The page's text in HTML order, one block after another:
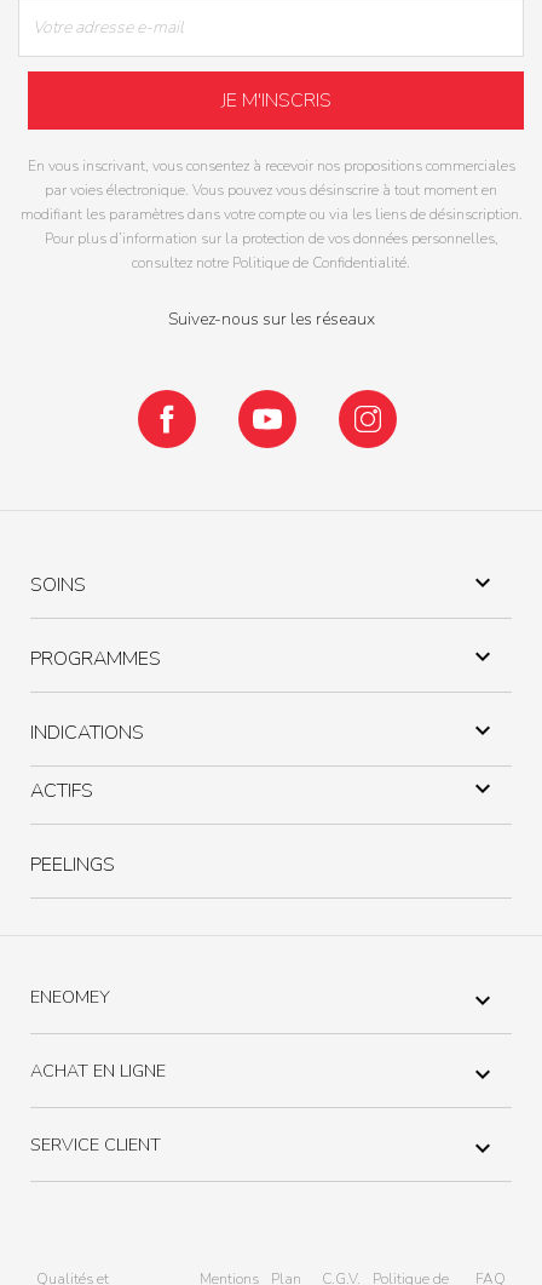
En vous inscrivant, vous consentez à recevoir nos propositions commerciales
par voies électronique. Vous pouvez vous désinscrire à tout moment en
modifiant les paramètres dans votre compte ou via les liens de désinscription.
Pour plus d’information sur la protection de vos données personnelles,
consultez notre Politique de Confidentialité.
Suivez-nous sur les réseaux
Facebook YouTube
SOINS 
PROGRAMMES 
INDICATIONS 
ACTIFS 
PEELINGS
ENEOMEY 
ACHAT EN LIGNE 
SERVICE CLIENT 
Qualités et Mentions Plan C.G.V. Politique de FAQ